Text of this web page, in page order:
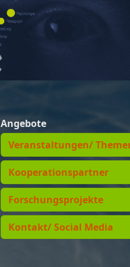
Angebote
Veranstaltungen/
Kooperationspartner
Forschungsprojekte
Kontakt/ Social Media